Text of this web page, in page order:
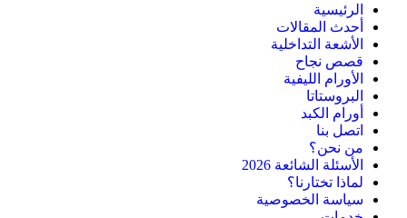
الرئيسية
أحدث المقالات
الأشعة التداخلية
قصص نجاح
الأورام الليفية
البروستاتا
أورام الكبد
اتصل بنا
من نحن؟
الأسئلة الشائعة 2026
لماذا تختارنا؟
سياسة الخصوصية